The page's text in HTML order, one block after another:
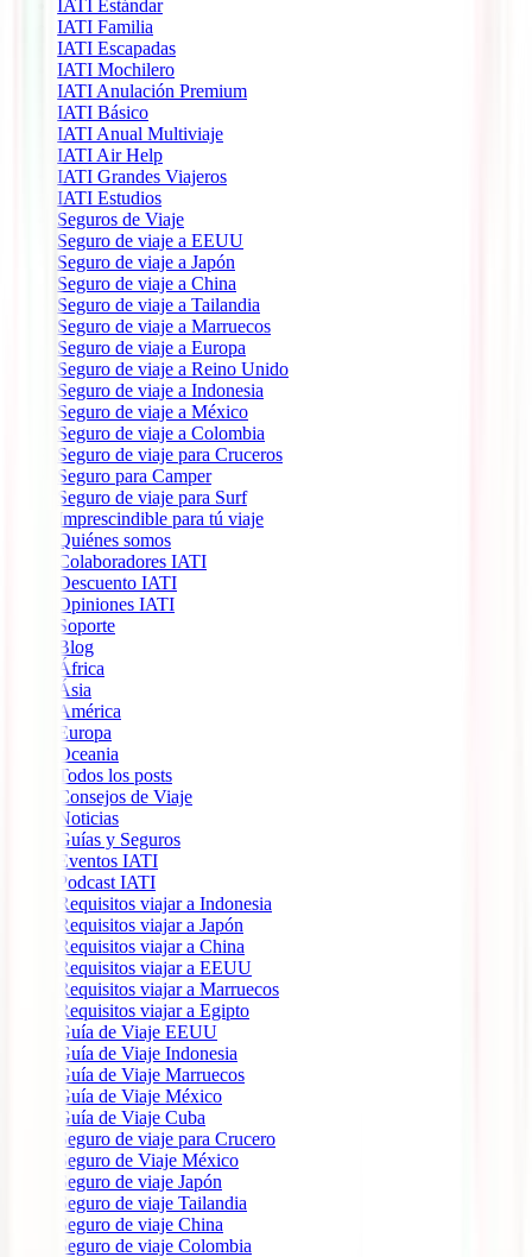
IATI Estándar
IATI Familia
IATI Escapadas
IATI Mochilero
IATI Anulación Premium
IATI Básico
IATI Anual Multiviaje
IATI Air Help
IATI Grandes Viajeros
IATI Estudios
Seguros de Viaje
Seguro de viaje a EEUU
Seguro de viaje a Japón
Seguro de viaje a China
Seguro de viaje a Tailandia
Seguro de viaje a Marruecos
Seguro de viaje a Europa
Seguro de viaje a Reino Unido
Seguro de viaje a Indonesia
Seguro de viaje a México
Seguro de viaje a Colombia
Seguro de viaje para Cruceros
Seguro para Camper
Seguro de viaje para Surf
Imprescindible para tú viaje
Quiénes somos
Colaboradores IATI
Descuento IATI
Opiniones IATI
Soporte
Blog
África
Ásia
América
Europa
Oceania
Todos los posts
Consejos de Viaje
Noticias
Guías y Seguros
Eventos IATI
Podcast IATI
Requisitos viajar a Indonesia
Requisitos viajar a Japón
Requisitos viajar a China
Requisitos viajar a EEUU
Requisitos viajar a Marruecos
Requisitos viajar a Egipto
Guía de Viaje EEUU
Guía de Viaje Indonesia
Guía de Viaje Marruecos
Guía de Viaje México
Guía de Viaje Cuba
Seguro de viaje para Crucero
Seguro de Viaje México
Seguro de viaje Japón
Seguro de viaje Tailandia
Seguro de viaje China
Seguro de viaje Colombia